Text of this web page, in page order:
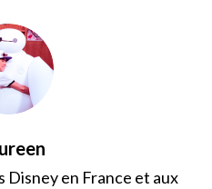
Disney en France et aux